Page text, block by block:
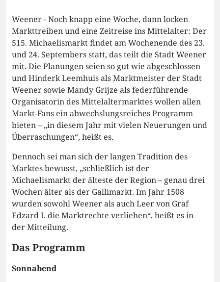
Weener - Noch knapp eine Woche, dann locken
Markttreiben und eine Zeitreise ins Mittelalter: Der
515. Michaelismarkt findet am Wochenende des 23.
und 24. Septembers statt, das teilt die Stadt Weener
mit. Die Planungen seien so gut wie abgeschlossen
und Hinderk Leemhuis als Marktmeister der Stadt
Weener sowie Mandy Grijze als federführende
Organisatorin des Mittelaltermarktes wollen allen
Markt-Fans ein abwechslungsreiches Programm
bieten – „in diesem Jahr mit vielen Neuerungen und
Überraschungen“, heißt es.
Dennoch sei man sich der langen Tradition des
Marktes bewusst, „schließlich ist der
Michaelismarkt der älteste der Region – genau drei
Wochen älter als der Gallimarkt. Im Jahr 1508
wurden sowohl Weener als auch Leer von Graf
Edzard I. die Marktrechte verliehen“, heißt es in
der Mitteilung.
Das Programm
Sonnabend